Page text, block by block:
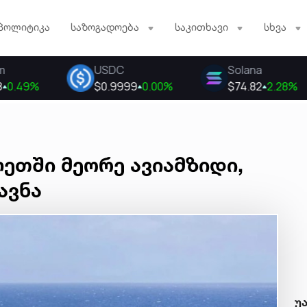
საზოგადოება საკითხავი სხვა
მეორე ავიამზიდი,